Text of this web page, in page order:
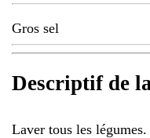
Gros sel
Descriptif de
Laver tous les légumes.